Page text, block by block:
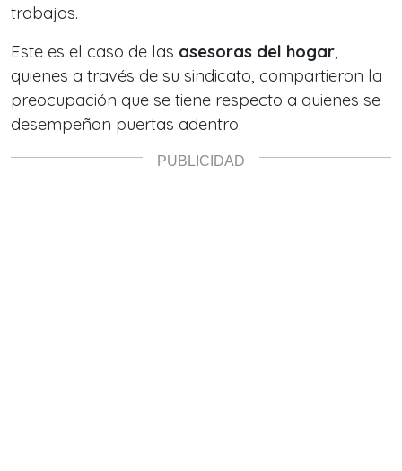
trabajos.
Este es el caso de las asesoras del hogar,
quienes a través de su sindicato, compartieron la
preocupación que se tiene respecto a quienes se
desempeñan puertas adentro.